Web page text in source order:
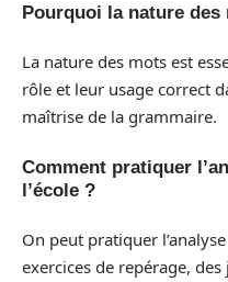
Pourquoi la nature
La nature des mots est
rôle et leur usage correct
maîtrise de la grammaire.
Comment pratiquer
l’école ?
On peut pratiquer
exercices de repérage,